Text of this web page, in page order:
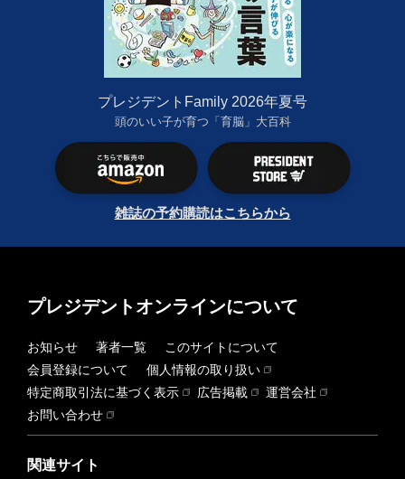
プレジデントFamily 2026年夏号
頭のいい子が育つ「育脳」大百科
雑誌の予約購読はこちらから
プレジデントオンラインについて
お知らせ 著者一覧
このサイトについて
会員登録について
個人情報の取り扱い
特定商取引法に基づく表示
広告掲載
運営会社
お問い合わせ
関連サイト